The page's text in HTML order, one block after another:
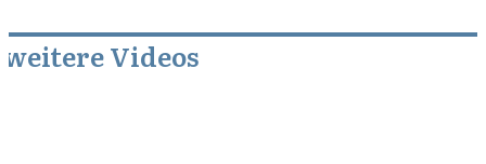
weitere Videos